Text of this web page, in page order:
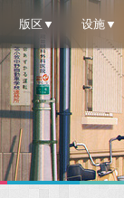
版区▼ 设施▼